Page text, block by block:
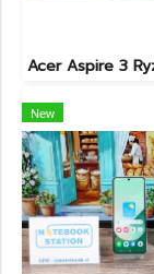
New